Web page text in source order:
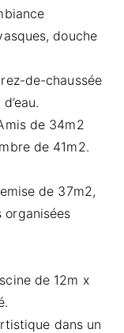
douche
de-chaussée
de 34m2
de 41m2.
de 37m2,
organisées
de 12m x
dans un